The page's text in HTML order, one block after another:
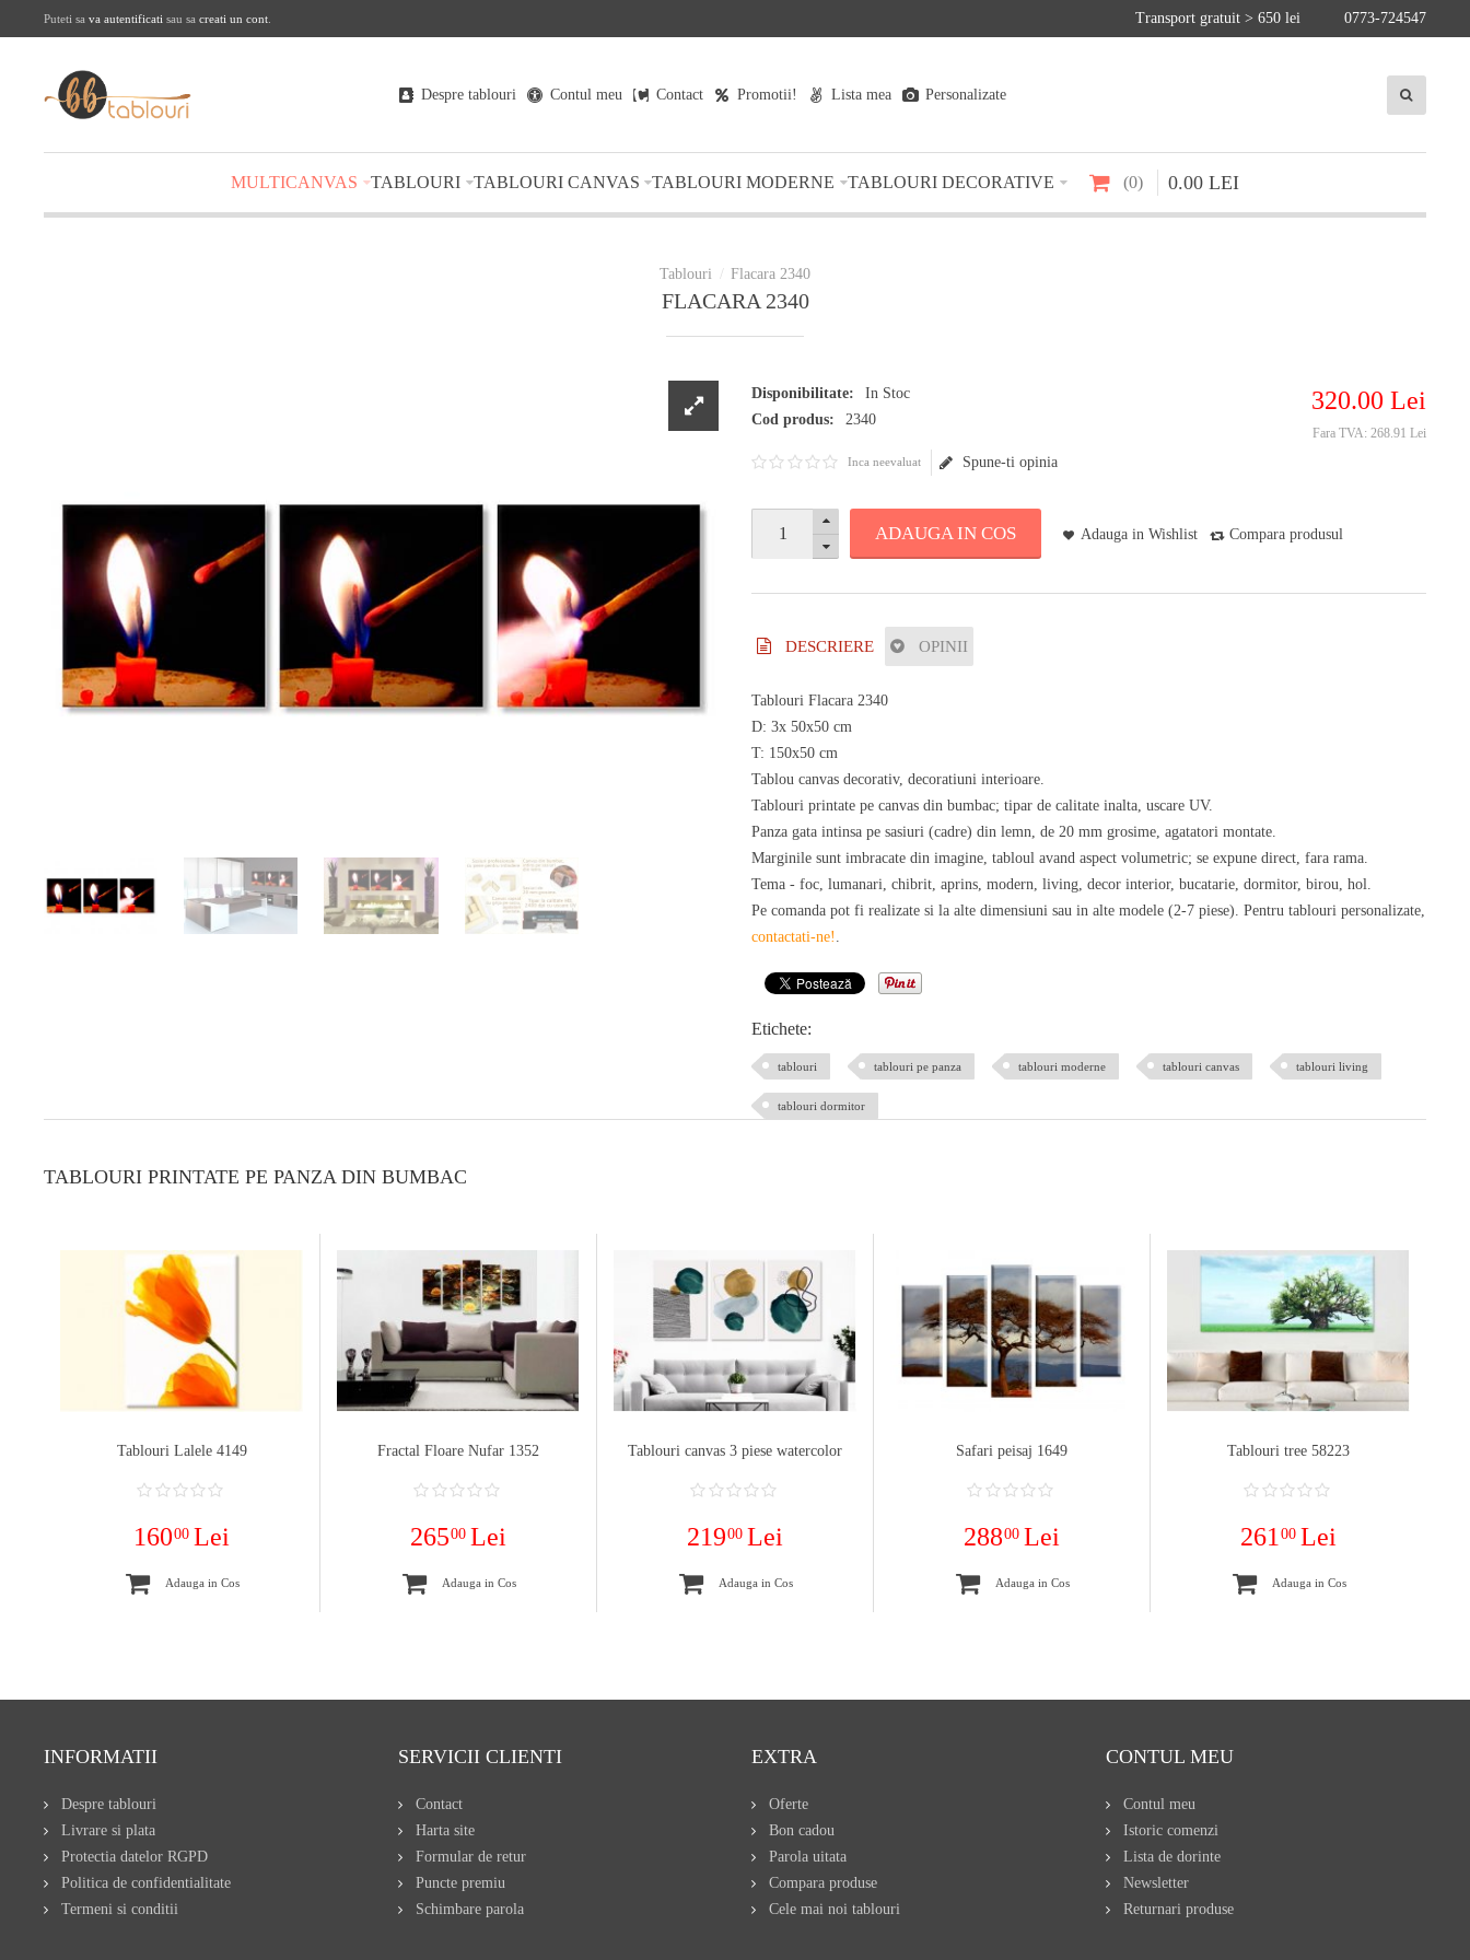
Puteti sa va autentificati sau sa creati un cont Transport gratuit > 650 lei 0773-724547
Despre tablouri Contul meu Contact Promotii! Lista mea Personalizate
MULTICANVAS TABLOURI TABLOURI CANVAS TABLOURI MODERNE TABLOURI DECORATIVE 0 0.00 LEI
Flacara 2340
FLACARA 2340
Disponibilitate:
In Stoc
Cod produs:
2340
320.00 Lei
Fara TVA: 268.91 Lei
Inca neevaluat Spune-ti opinia
ADAUGA IN COS Adauga in Wishlist Compara produsul
DESCRIERE OPINII
Tablouri Flacara 2340
D: 3x 50x50 cm
T: 150x50 cm
Tablou canvas decorativ, decoratiuni interioare.
Tablouri printate pe canvas din bumbac; tipar de calitate inalta, uscare UV.
Panza gata intinsa pe sasiuri (cadre) din lemn, de 20 mm grosime, agatatori montate.
Marginile sunt imbracate din imagine, tabloul avand aspect volumetric; se expune direct, fara rama.
Tema - foc, lumanari, chibrit, aprins, modern, living, decor interior, bucatarie, dormitor, birou, hol.
Pe comanda pot fi realizate si la alte dimensiuni sau in alte modele (2-7 piese). Pentru tablouri personalizate,
contactati-ne! .
Etichete:
tablouri tablouri pe panza tablouri moderne tablouri canvas tablouri living
tablouri dormitor
TABLOURI PRINTATE PE PANZA DIN BUMBAC
Tablouri Lalele 4149
16000 Lei
Adauga in Cos
Fractal Floare Nufar 1352
26500 Lei
Adauga in Cos
Tablouri canvas 3 piese watercolor
21900 Lei
Adauga in Cos
Safari peisaj 1649
28800 Lei
Adauga in Cos
Tablouri tree 58223
26100 Lei
Adauga in Cos
INFORMATII
Despre tablouri
Livrare si plata
Protectia datelor RGPD
Politica de confidentialitate
Termeni si conditii
SERVICII CLIENTI
Contact
Harta site
Formular de retur
Puncte premiu
Schimbare parola
EXTRA
Oferte
Bon cadou
Parola uitata
Compara produse
Cele mai noi tablouri
CONTUL MEU
Contul meu
Istoric comenzi
Lista de dorinte
Newsletter
Returnari produse